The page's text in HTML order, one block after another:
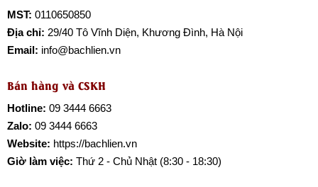
MST: 0110650850
Địa chỉ: 29/40 Tô Vĩnh Diện, Khương Đình, Hà Nội
Email: info@bachlien.vn
Bán hàng và CSKH
Hotline: 09 3444 6663
Zalo: 09 3444 6663
Website: https://bachlien.vn
Giờ làm việc: Thứ 2 - Chủ Nhật (8:30 - 18:30)